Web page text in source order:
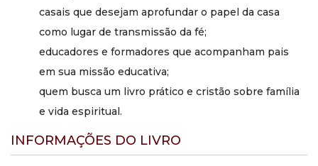
casais que desejam aprofundar o papel da casa
como lugar de transmissão da fé;
educadores e formadores que acompanham pais
em sua missão educativa;
quem busca um livro prático e cristão sobre família
e vida espiritual.
INFORMAÇÕES DO LIVRO